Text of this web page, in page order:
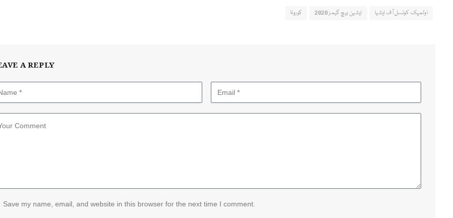
اولمپک کونسل آف ایشیا ایشین بیچ گیمز 2020 کورونا
A REPLY
Save my name, email, and website in this browser for the next time I comment.